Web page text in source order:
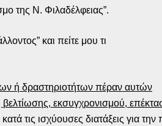
της Ν. Φιλαδέλφειας”.
και πείτε μου τι
ή δραστηριοτήτων πέραν αυτών
εκσυγχρονισμού,
τις ισχύουσες διατάξεις για